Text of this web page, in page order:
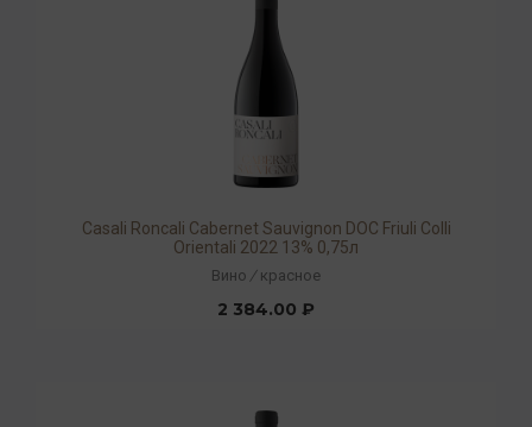
Casali Roncali Cabernet Sauvignon DOC Friuli Colli
Orientali 2022 13% 0,75л
Вино / красное
2 384.00 ₽